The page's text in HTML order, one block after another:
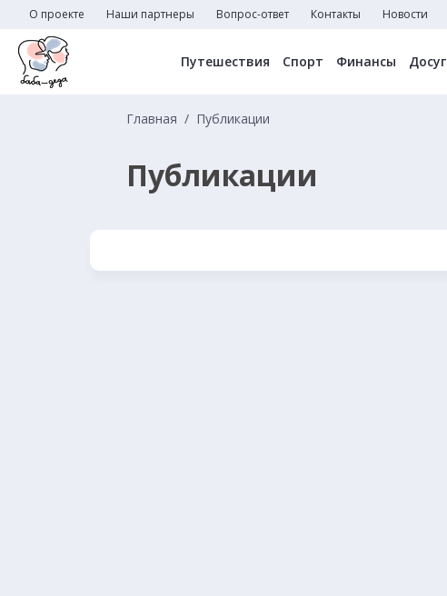
О проекте Наши партнеры Вопрос-ответ Контакты Новости
Путешествия Спорт Финансы Досуг
Главная Публикации
Публикации